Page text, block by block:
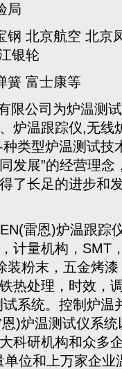
局
钢 北京航空 北京
银轮
簧 富士康等
限公司为炉温测
炉温跟踪仪,无线
类型炉温测试技
发展”的经营理
了长足的进步和
雷恩)炉温跟踪
计量机构，SMT
装粉末，五金烤
热处理，时效，
系统。控制炉温
)炉温测试仪系
科研机构和众多
位和上万家企